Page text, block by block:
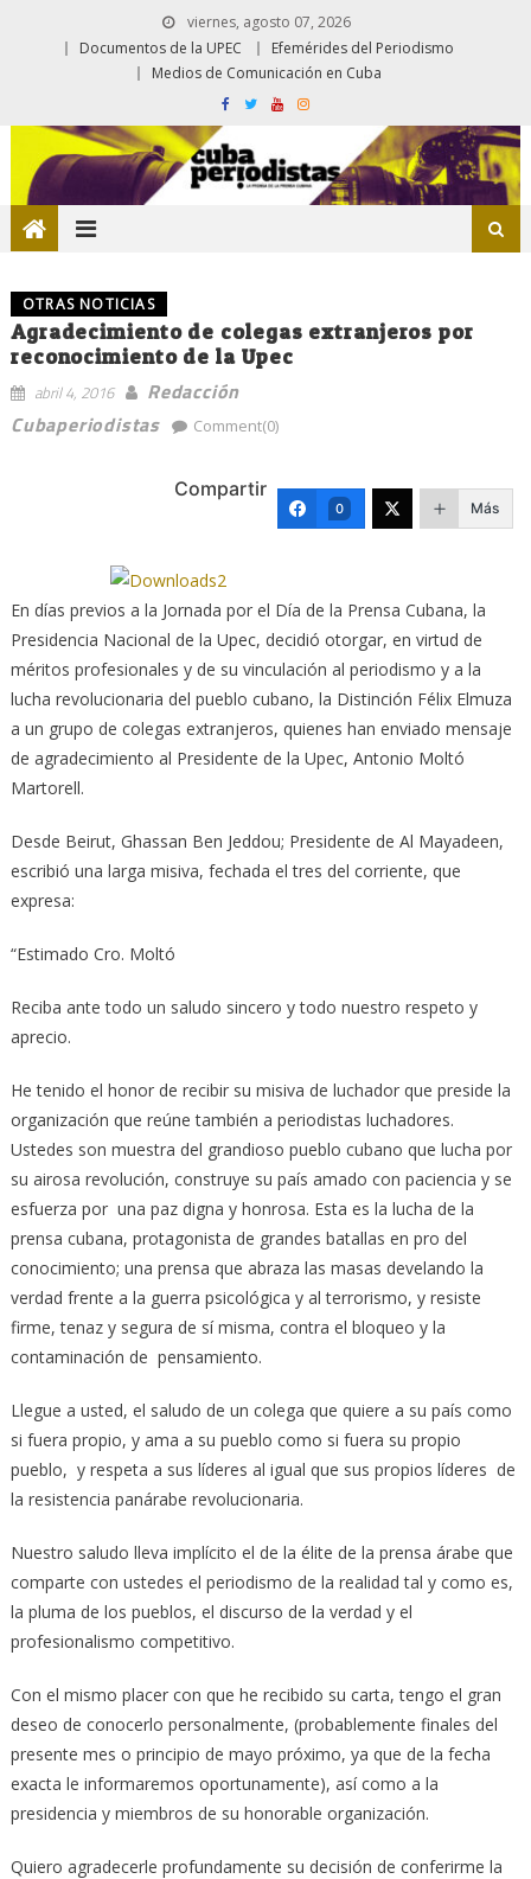
viernes, agosto 07, 2026
Documentos de la UPEC
Efemérides del Periodismo
Medios de Comunicación en Cuba
OTRAS NOTICIAS
Agradecimiento de colegas extranjeros por
reconocimiento de la Upec
abril 4, 2016
Redacción
Cubaperiodistas
Comment(0)
Compartir
0 Más
En días previos a la Jornada por el Día de la Prensa Cubana, la
Presidencia Nacional de la Upec, decidió otorgar, en virtud de
méritos profesionales y de su vinculación al periodismo y a la
lucha revolucionaria del pueblo cubano, la Distinción Félix Elmuza
a un grupo de colegas extranjeros, quienes han enviado mensaje
de agradecimiento al Presidente de la Upec, Antonio Moltó
Martorell.
Desde Beirut, Ghassan Ben Jeddou; Presidente de Al Mayadeen,
escribió una larga misiva, fechada el tres del corriente, que
expresa:
“Estimado Cro. Moltó
Reciba ante todo un saludo sincero y todo nuestro respeto y
aprecio.
He tenido el honor de recibir su misiva de luchador que preside la
organización que reúne también a periodistas luchadores.
Ustedes son muestra del grandioso pueblo cubano que lucha por
su airosa revolución, construye su país amado con paciencia y se
esfuerza por una paz digna y honrosa. Esta es la lucha de la
prensa cubana, protagonista de grandes batallas en pro del
conocimiento; una prensa que abraza las masas develando la
verdad frente a la guerra psicológica y al terrorismo, y resiste
firme, tenaz y segura de sí misma, contra el bloqueo y la
contaminación de pensamiento.
Llegue a usted, el saludo de un colega que quiere a su país como
si fuera propio, y ama a su pueblo como si fuera su propio
pueblo, y respeta a sus líderes al igual que sus propios líderes de
la resistencia panárabe revolucionaria.
Nuestro saludo lleva implícito el de la élite de la prensa árabe que
comparte con ustedes el periodismo de la realidad tal y como es,
la pluma de los pueblos, el discurso de la verdad y el
profesionalismo competitivo.
Con el mismo placer con que he recibido su carta, tengo el gran
deseo de conocerlo personalmente, (probablemente finales del
presente mes o principio de mayo próximo, ya que de la fecha
exacta le informaremos oportunamente), así como a la
presidencia y miembros de su honorable organización.
Quiero agradecerle profundamente su decisión de conferirme la